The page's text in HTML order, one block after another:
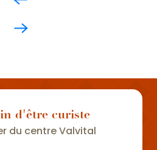
d'être curiste
du centre Valvital